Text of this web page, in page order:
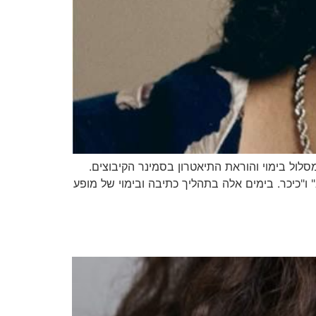
בימוי והוראת התיאטרון בסמינר הקיבוצים.
בימים אלה בתהליך כתיבה ובימוי של מופע